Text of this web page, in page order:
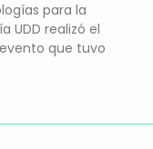
para la
UDD realizó el
que tuvo